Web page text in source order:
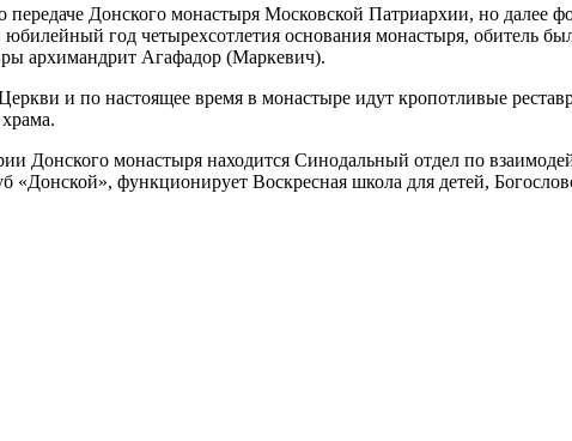
передаче Донского монастыря Московской Патриархии, но
юбилейный год четырехсотлетия основания монастыря, обитель
архимандрит Агафадор (Маркевич).
и по настоящее время в монастыре идут кропотливые
Донского монастыря находится Синодальный отдел по
«Донской», функционирует Воскресная школа для детей,